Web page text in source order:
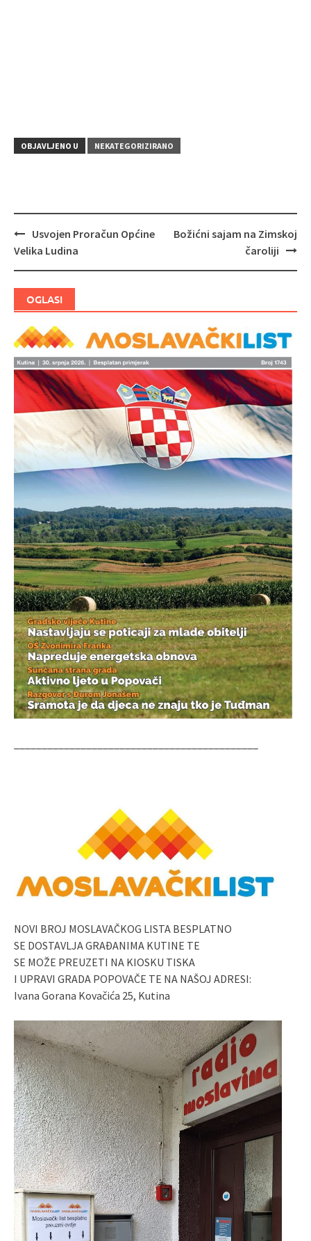
OBJAVLJENO U NEKATEGORIZIRANO
Navigacija
Usvojen Proračun Općine
Velika Ludina
Božićni sajam na Zimskoj
čaroliji
OGLASI
NOVI BROJ MOSLAVAČKOG LISTA BESPLATNO
SE DOSTAVLJA GRAĐANIMA KUTINE TE
SE MOŽE PREUZETI NA KIOSKU TISKA
I UPRAVI GRADA POPOVAČE TE NA NAŠOJ ADRESI:
Ivana Gorana Kovačića 25, Kutina